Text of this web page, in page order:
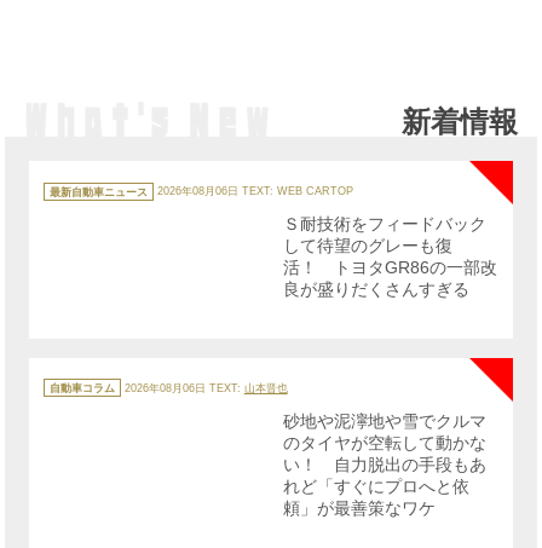
新着情報
テ
ゴ
最新自動車ニュース 2026年08月06日 TEXT: WEB CARTOP
NEW
Ｓ耐技術をフィードバック
して待望のグレーも復
活！ トヨタGR86の一部改
良が盛りだくさんすぎる
テ
ゴ
自動車コラム 2026年08月06日 TEXT: 山本晋也
砂地や泥濘地や雪でクルマ
のタイヤが空転して動かな
い！ 自力脱出の手段もあ
れど「すぐにプロへと依
頼」が最善策なワケ